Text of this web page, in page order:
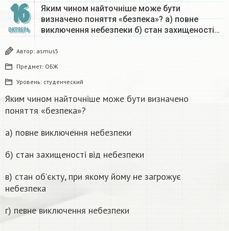
16
ОКТЯБРЬ
Яким чином найточніше може бути
визначено поняття «безпека»? а) повне
виключення небезпеки б) стан захищеності…
Автор: asmus5
Предмет: ОБЖ
Уровень: студенческий
Яким чином найточніше може бути визначено
поняття «безпека»?
а) повне виключення небезпеки
б) стан захищеності від небезпеки
в) стан об’єкту, при якому йому не загрожує
небезпека
г) певне виключення небезпеки